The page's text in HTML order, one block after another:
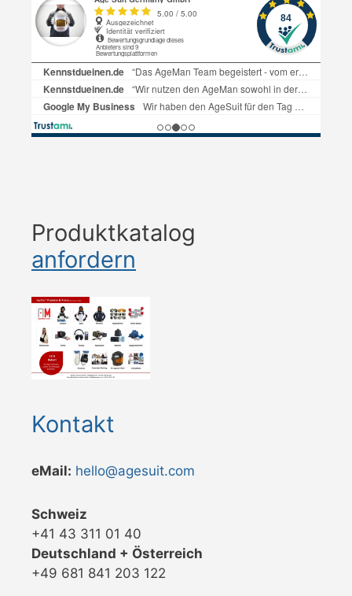
Produktkatalog
anfordern
Kontakt
eMail: hello@agesuit.com
Schweiz
+41 43 311 01 40
Deutschland + Österreich
+49 681 841 203 122